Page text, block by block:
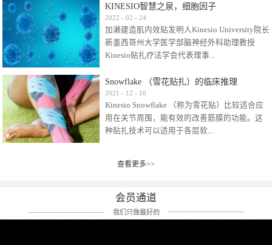
很多，比如试穿件衣服有时都会过敏，特定条
件下吃东西有时也会过敏，难道不吃不穿了？
其他品牌的在此我们不予评价，就KINESIO肌内
效贴布来说，40多年的研究开发制造肌内效贴
比如我本人，几乎天天接触KINESIO肌内效，无
论从皮肤适应性还是本人皮肤本身就不属于不
易过敏的那种，基本不会有过敏瘙痒的情况。
但是，当身体不适、休息不好、持续紧张等特
殊因素的影响下，有时还是会出现瘙痒过敏的
前后后居家近30天左右，感觉日子都日夜颠倒
痛影响走路。当天疼痛部贴了EDF和胃十字，膝
关节贴了半月板贴布。第2天第12肋部的EDF和
KINESIO智慧之泉，细胞因子
2022 - 02 - 24
加濑建造肌内效贴发明人Kinesio University院长
新墨西哥州大学医学部脑神经外科助理教授
Kinesio贴扎疗法学会代表理事...
Kinesio Taping Association International
（KTAI）名誉会长 身体具有免疫、疼痛、细胞
破坏、发热、修复、增殖、再生等自然愈合能
力。 多作为细胞因子存在于皮肤表皮、真皮、
扎疗法）的效果是通过创造一个环境，使每种
以激发身体的自然愈合能力。 通常，药物会削
弱细胞因子的作用，单方面还会引起副作用的
症状。 与此相比，Kinesio肌内效贴创造了细
Snowflake （雪花贴扎）的临床推理
2021 - 12 - 10
Kinesio Snowflake （称为雪花贴）比较适合应
用在关节周围，能有效的改善筋膜的功能。这
种贴扎技术可以适用于各层软...
组织:肌肉，肌腱，韧带（主要围绕有问题的关
状，而是指贴布本身很重量，以及贴布刺激的
类型。贴布的应用充分利用了体内由间质液组
成的自然流体力学的流体层。这种轻微的刺激
查看更多>>
会员通道
我们只做最好的